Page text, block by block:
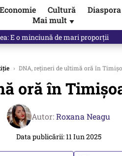
Economie Cultură
Mai mult ▼
lansat de Bogdan Chirieac:
› DNA, rețineri de ultimă oră în
oră în
Autor:Roxana Neagu
Data publicării: 11 Iun 2025